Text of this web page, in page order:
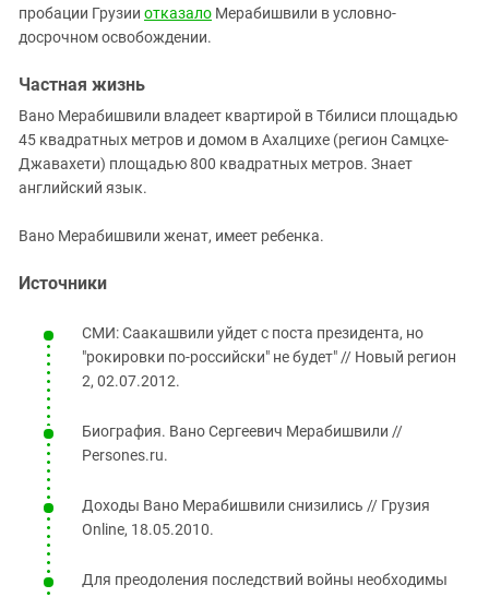
пробации Грузии отказало Мерабишвили в условно-
досрочном освобождении.
Частная жизнь
Вано Мерабишвили владеет квартирой в Тбилиси площадью
45 квадратных метров и домом в Ахалцихе (регион Самцхе-
Джавахети) площадью 800 квадратных метров. Знает
английский язык.
Вано Мерабишвили женат, имеет ребенка.
Источники
СМИ: Саакашвили уйдет с поста президента, но
"рокировки по-российски" не будет" // Новый регион
2, 02.07.2012.
Биография. Вано Сергеевич Мерабишвили //
Persones.ru.
Доходы Вано Мерабишвили снизились // Грузия
Online, 18.05.2010.
Для преодоления последствий войны необходимы